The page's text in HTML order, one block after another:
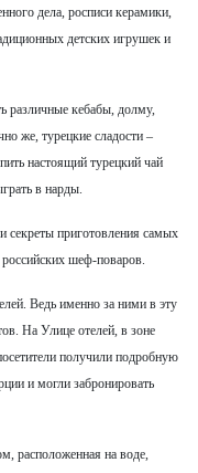
дела, росписи керамики,
детских игрушек и
различные кебабы, долму,
же, турецкие сладости –
настоящий турецкий чай
в нарды.
секреты приготовления самых
шеф-поваров.
Ведь именно за ними в эту
На Улице отелей, в зоне
получили подробную
и могли забронировать
расположенная на воде,